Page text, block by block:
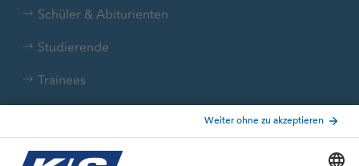
Schüler & Abiturienten
Studierende
Trainees
Aktuelle Themen